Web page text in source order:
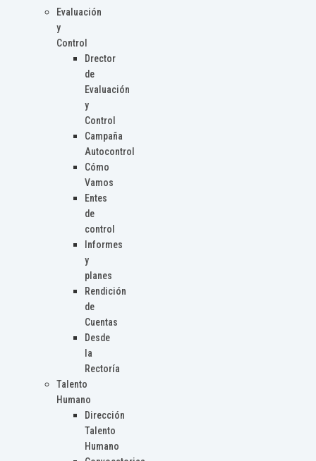
Evaluación
y
Control
Drector
de
Evaluación
y
Control
Campaña
Autocontrol
Cómo
Vamos
Entes
de
control
Informes
y
planes
Rendición
de
Cuentas
Desde
la
Rectoría
Talento
Humano
Dirección
Talento
Humano